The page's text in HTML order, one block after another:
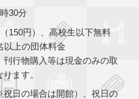
30分
150円）、高校生以下無料
以上の団体料金
行物購入等は現金のみの取
ます。
日の場合は開館）、祝日の